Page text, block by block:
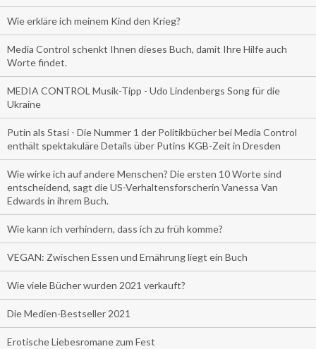
Wie erkläre ich meinem Kind den Krieg?
Media Control schenkt Ihnen dieses Buch, damit Ihre Hilfe auch
Worte findet.
MEDIA CONTROL Musik-Tipp - Udo Lindenbergs Song für die
Ukraine
Putin als Stasi - Die Nummer 1 der Politikbücher bei Media Control
enthält spektakuläre Details über Putins KGB-Zeit in Dresden
Wie wirke ich auf andere Menschen? Die ersten 10 Worte sind
entscheidend, sagt die US-Verhaltensforscherin Vanessa Van
Edwards in ihrem Buch.
Wie kann ich verhindern, dass ich zu früh komme?
VEGAN: Zwischen Essen und Ernährung liegt ein Buch
Wie viele Bücher wurden 2021 verkauft?
Die Medien-Bestseller 2021
Erotische Liebesromane zum Fest